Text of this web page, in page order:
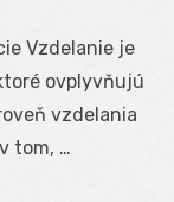
Vzdelanie je
ovplyvňujú
vzdelania
tom, …